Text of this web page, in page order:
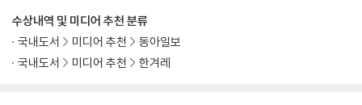
수상내역 및 미디어 추천 분류
국내도서
미디어 추천
동아일보
국내도서
미디어 추천 한겨레